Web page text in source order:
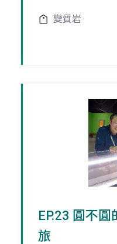
變質岩
EP.23 圓不
旅